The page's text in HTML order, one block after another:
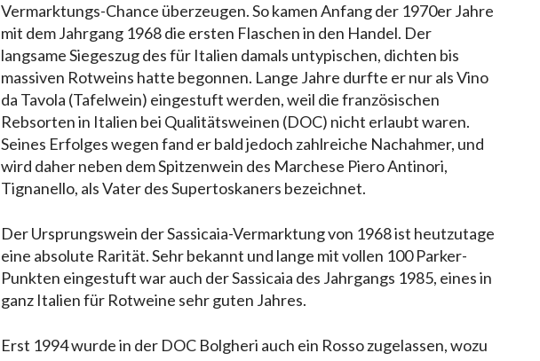
Vermarktungs-Chance überzeugen. So kamen Anfang der 1970er Jahre
mit dem Jahrgang 1968 die ersten Flaschen in den Handel. Der
langsame Siegeszug des für Italien damals untypischen, dichten bis
massiven Rotweins hatte begonnen. Lange Jahre durfte er nur als Vino
da Tavola (Tafelwein) eingestuft werden, weil die französischen
Rebsorten in Italien bei Qualitätsweinen (DOC) nicht erlaubt waren.
Seines Erfolges wegen fand er bald jedoch zahlreiche Nachahmer, und
wird daher neben dem Spitzenwein des Marchese Piero Antinori,
Tignanello, als Vater des Supertoskaners bezeichnet.
Der Ursprungswein der Sassicaia-Vermarktung von 1968 ist heutzutage
eine absolute Rarität. Sehr bekannt und lange mit vollen 100 Parker-
Punkten eingestuft war auch der Sassicaia des Jahrgangs 1985, eines in
ganz Italien für Rotweine sehr guten Jahres.
Erst 1994 wurde in der DOC Bolgheri auch ein Rosso zugelassen, wozu